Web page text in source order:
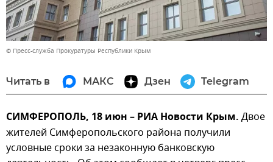
© Пресс-служба Прокуратуры Республики Крым
Читать в МАКС Дзен Telegram
СИМФЕРОПОЛЬ, 18 июн – РИА Новости Крым. Двое
жителей Симферопольского района получили
условные сроки за незаконную банковскую